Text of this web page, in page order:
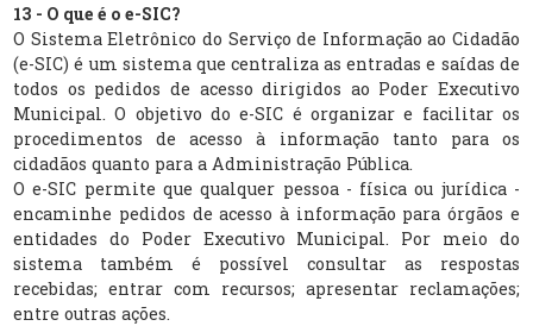
13 - O que é o e-SIC?
O Sistema Eletrônico do Serviço de Informação ao Cidadão
(e-SIC) é um sistema que centraliza as entradas e saídas de
todos os pedidos de acesso dirigidos ao Poder Executivo
Municipal. O objetivo do e-SIC é organizar e facilitar os
procedimentos de acesso à informação tanto para os
cidadãos quanto para a Administração Pública.
O e-SIC permite que qualquer pessoa - física ou jurídica -
encaminhe pedidos de acesso à informação para órgãos e
entidades do Poder Executivo Municipal. Por meio do
sistema também é possível consultar as respostas
recebidas; entrar com recursos; apresentar reclamações;
entre outras ações.